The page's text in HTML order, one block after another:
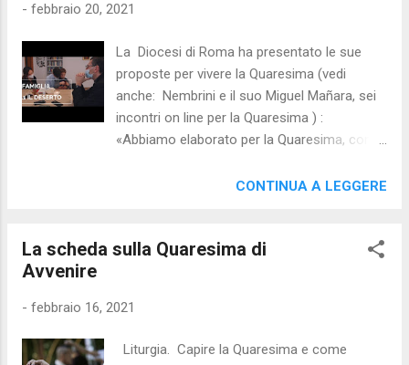
(produzione HBO). Storia drammatica di una
accusato il marito di una affascinante
psichiatra. Da non perdere. - LA REGINA
DEGLI SCACCHI (USA 2020, NETFLIX) è una
miniserie biografica in 7 puntate di una
talentuosa orfana, genio degli scacchi.
perdere. - ETHOS (Turchia 2020, NETFLIX) è
affascinante. Un delicato ritratto di...
- febbraio 20, 2021
La Diocesi di Roma ha presentato le sue
proposte per vivere la Quaresima (vedi
anche: Nembrini e il suo Miguel Mañara, sei
incontri on line per la Quaresima ) :
«Abbiamo elaborato per la Quaresima, come
disposizione delle famiglie della parrocchia. È
un tempo prezioso per pregare intorno alla
scegliere di impegnarsi insieme in un’azione
delle famiglie con bambini piccoli, ma anche
CONTINUA A LEGGERE
La scheda sulla Quaresima di
Avvenire
- febbraio 16, 2021
Liturgia. Capire la Quaresima e come